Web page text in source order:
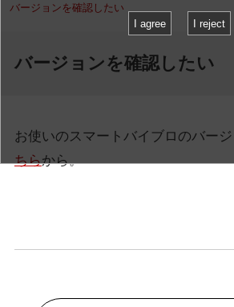
バージョンを確認したい
バージョンを確認したい
お使いのスマートバイブロのバー
ちらから。
I agree I reject